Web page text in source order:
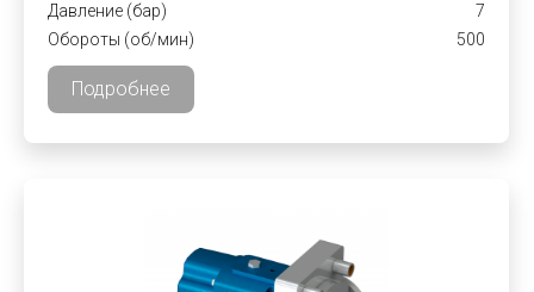
Давление (бар)
7
Обороты (об/мин)
500
Подробнее